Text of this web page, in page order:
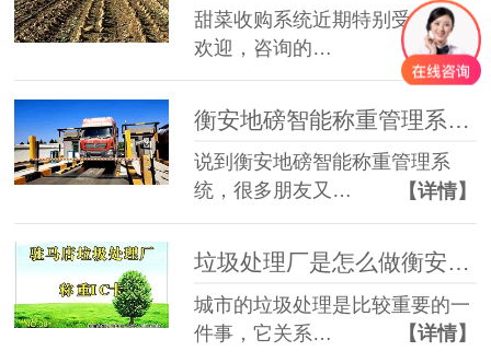
甜菜收购系统近期特别受大家的
欢迎，咨询的…
【详情】
说到衡安地磅智能称重管理系
统，很多朋友又…
【详情】
垃圾处理厂是怎么做衡安无人值守称重系统的呢？
城市的垃圾处理是比较重要的一
件事，它关系…
【详情】